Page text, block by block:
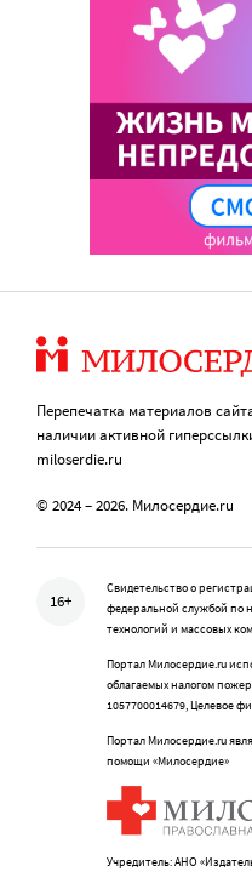
Перепечатка материалов
наличии активной
miloserdie.ru
© 2024 – 2026. Милосердие.ru
16+
Свидетельство о
федеральной службой по
технологий и массовых
Портал Милосердие.ru
облагаемых налогом
1057700014679, Целевое
Портал Милосердие.ru
помощи «Милосердие»
Учредитель: АНО